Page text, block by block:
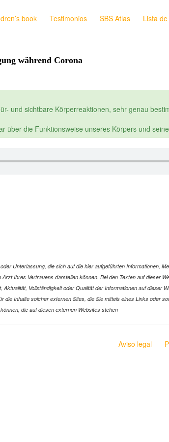
book Testimonios SBS Atlas Lista
während Corona
und sichtbare Körperreaktionen, sehr genau
über die Funktionsweise unseres Körpers und
Unterlassung, die sich auf die hier aufgeführten Informationen,
Ihres Vertrauens darstellen können. Bei den Texten auf dieser
Vollständigkeit oder Qualität der Informationen auf dieser
Inhalte solcher externen Sites, die Sie mittels eines Links oder
die auf diesen externen Websites stehen
Aviso legal